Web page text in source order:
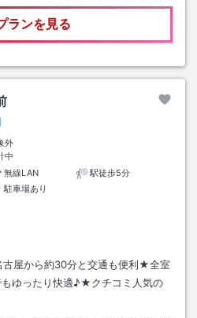
ランを見る
外
中
無線LAN
駅徒歩5分
駐車場あり
屋から約30分と交通も便利★全室
ゆったり快適♪★クチコミ人気の